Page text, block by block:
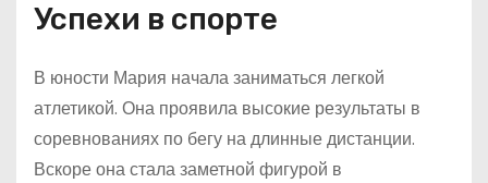
Успехи в спорте
В юности Мария начала заниматься легкой
атлетикой. Она проявила высокие результаты в
соревнованиях по бегу на длинные дистанции.
Вскоре она стала заметной фигурой в